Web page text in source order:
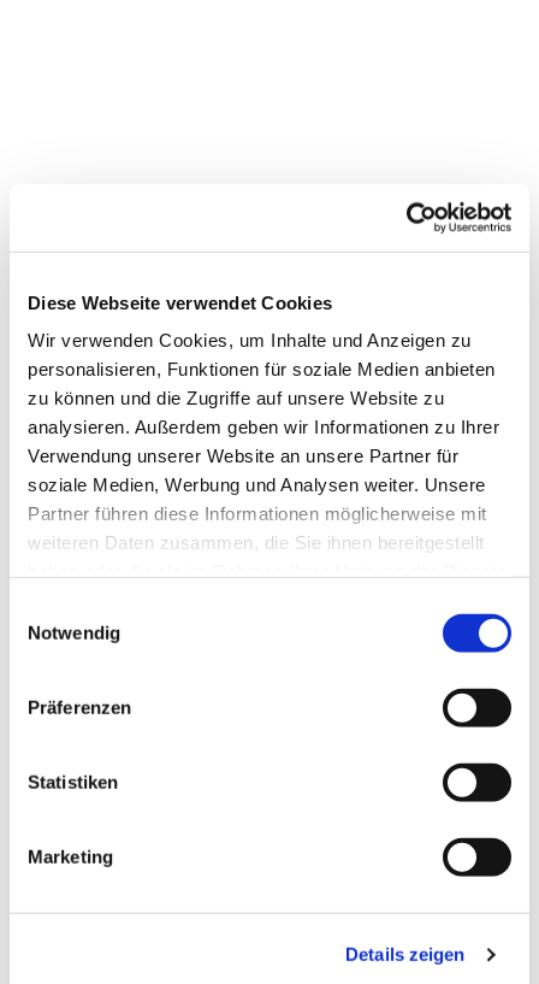
Diese Webseite verwendet Cookies
Wir verwenden Cookies, um Inhalte und Anzeigen zu
personalisieren, Funktionen für soziale Medien anbieten
zu können und die Zugriffe auf unsere Website zu
analysieren. Außerdem geben wir Informationen zu Ihrer
Verwendung unserer Website an unsere Partner für
soziale Medien, Werbung und Analysen weiter. Unsere
Partner führen diese Informationen möglicherweise mit
weiteren Daten zusammen, die Sie ihnen bereitgestellt
Notwendig
Präferenzen
Statistiken
Marketing
Details zeigen
Dies könnte Sie auch interessieren